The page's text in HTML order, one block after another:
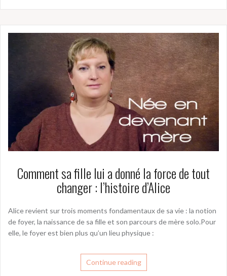
Comment sa fille lui a donné la force de tout
changer : l’histoire d’Alice
Alice revient sur trois moments fondamentaux de sa vie : la notion
de foyer, la naissance de sa fille et son parcours de mère solo.Pour
elle, le foyer est bien plus qu’un lieu physique :
Continue reading